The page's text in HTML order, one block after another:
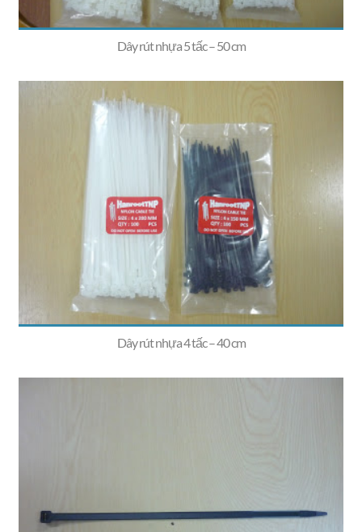
Dây rút nhựa 5 tấc – 50 cm
Dây rút nhựa 4 tấc – 40 cm